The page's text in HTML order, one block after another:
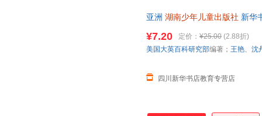
亚洲 湖南少年儿童出版社 新华
¥7.20 定价： ¥25.00 (2.88折)
四川新华书店教育专营店
美国大英百科研究部编著； 王艳、 沈